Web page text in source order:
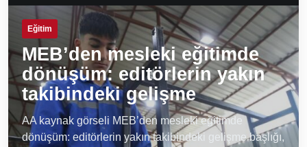
Eğitim
MEB’den mesleki eğitimde
dönüşüm: editörlerin yakın
takibindeki gelişme
AA kaynak görseli MEB’den mesleki eğitimde
dönüşüm: editörlerin yakın takibindeki gelişme başlığı,